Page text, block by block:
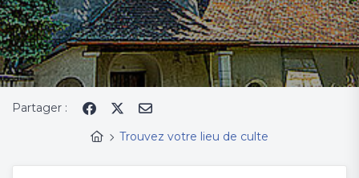
Partager :
Trouvez votre lieu de culte